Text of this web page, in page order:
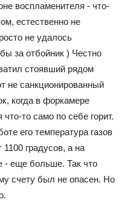
воспламенителя - что-
естественно не
не удалось
за отбойник ) Честно
стоявший рядом
не санкционированный
когда в форкамере
то само по себе горит.
его температура газов
1100 градусов, а на
- еще больше. Так что
счету был не опасен. Но